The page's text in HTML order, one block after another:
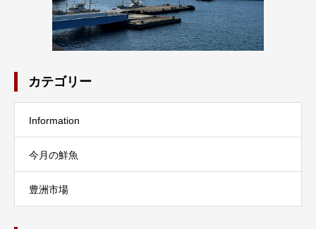
カテゴリー
Information
今月の鮮魚
豊洲市場